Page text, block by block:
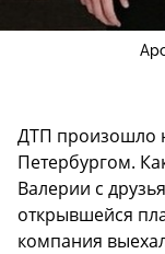
ДТП произошло
Петербургом.
Валерии с
открывшейся
компания